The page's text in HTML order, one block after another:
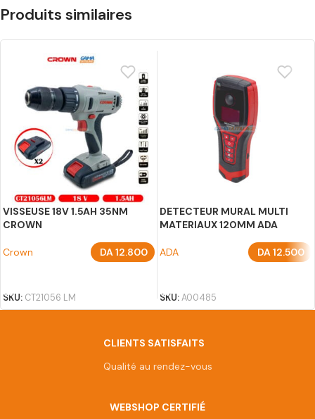
Produits similaires
VISSEUSE 18V 1.5AH 35NM
CROWN
Crown DA12.800
SKU: CT21056 LM
DETECTEUR MURAL MULTI
MATERIAUX 120MM ADA
ADA DA12.500
SKU:A00485
CLIENTS SATISFAITS
Qualité au rendez-vous
WEBSHOP CERTIFIÉ